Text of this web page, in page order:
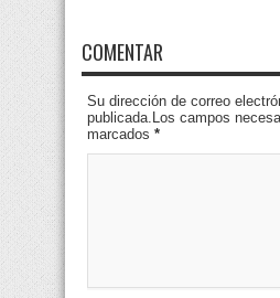
COMENTAR
Su dirección de correo
publicada.Los campos
marcados *